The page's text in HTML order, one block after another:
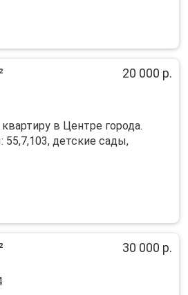
20 000 р.
в Центре города.
детские сады,
30 000 р.